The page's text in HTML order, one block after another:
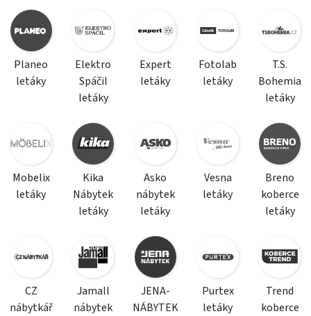
Planeo
letáky
Elektro
Spáčil
letáky
Expert
letáky
Fotolab
letáky
T.S.
Bohemia
letáky
Mobelix
letáky
Kika
Nábytek
letáky
Asko
nábytek
letáky
Vesna
letáky
Breno
koberce
letáky
CZ
nábytkář
Jamall
nábytek
JENA-
NÁBYTEK
Purtex
letáky
Trend
koberce